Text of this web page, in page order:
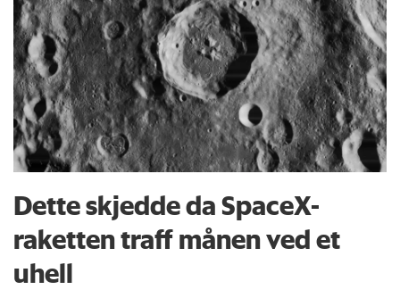
Dette skjedde da SpaceX-
raketten traff månen ved et
uhell